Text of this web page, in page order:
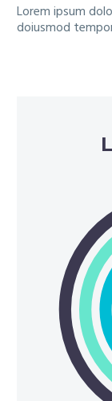
Lorem ipsum
doiusmod